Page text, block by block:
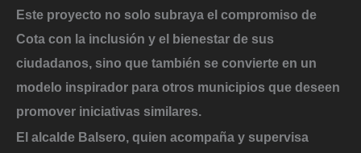
Este proyecto no solo subraya el compromiso de
Cota con la inclusión y el bienestar de sus
ciudadanos, sino que también se convierte en un
modelo inspirador para otros municipios que deseen
promover iniciativas similares.
El alcalde Balsero, quien acompaña y supervisa